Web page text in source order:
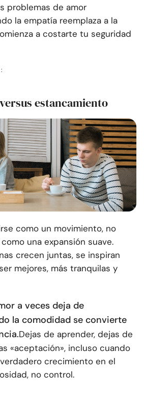
problemas de amor
la empatía reemplaza a la
a costarte tu seguridad
estancamiento
como un movimiento, no
una expansión suave.
crecen juntas, se inspiran
mejores, más tranquilas y
a veces deja de
la comodidad se convierte
Dejas de aprender, dejas de
«aceptación», incluso cuando
crecimiento en el
no control.